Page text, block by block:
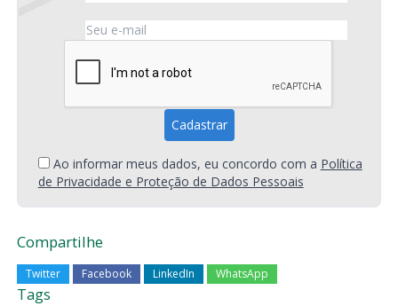
Ao informar meus dados, eu concordo com a Política
de Privacidade e Proteção de Dados Pessoais
Compartilhe
Twitter Facebook LinkedIn WhatsApp
Tags